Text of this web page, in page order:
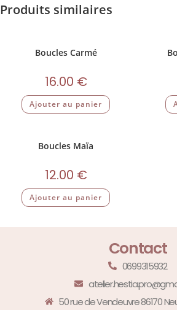
Produits similaires
Boucles Carmé
16.00 €
Ajouter au panier
Boucles Maïa
12.00 €
Ajouter au panier
Contact
0699315932
50 rue de Vendeuvre 86170